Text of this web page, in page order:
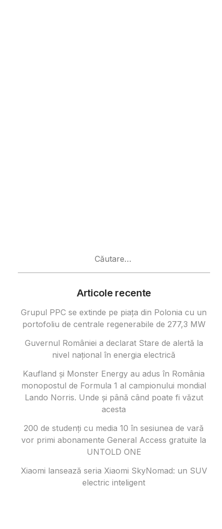
Articole recente
Grupul PPC se extinde pe piața din Polonia cu un
portofoliu de centrale regenerabile de 277,3 MW
Guvernul României a declarat Stare de alertă la
nivel național în energia electrică
Kaufland și Monster Energy au adus în România
monopostul de Formula 1 al campionului mondial
Lando Norris. Unde și până când poate fi văzut
acesta
200 de studenți cu media 10 în sesiunea de vară
vor primi abonamente General Access gratuite la
UNTOLD ONE
Xiaomi lansează seria Xiaomi SkyNomad: un SUV
electric inteligent